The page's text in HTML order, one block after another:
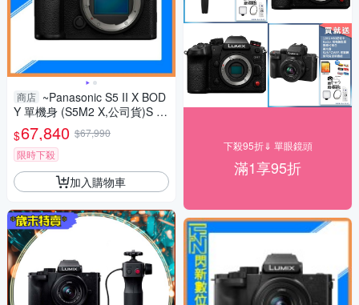
商店 ~Panasonic S5 II X BOD
Y 單機身 (S5M2 X,公司貨)S 5II
$67,840 $67,990
限時下殺
加入購物車
下殺95折⇓ 單眼鏡頭
滿1享95折